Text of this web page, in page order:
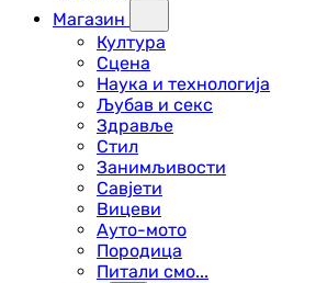
Магазин
Култура
Сцена
Наука и технологија
Љубав и секс
Здравље
Стил
Занимљивости
Савјети
Вицеви
Ауто-мото
Породица
Питали смо...